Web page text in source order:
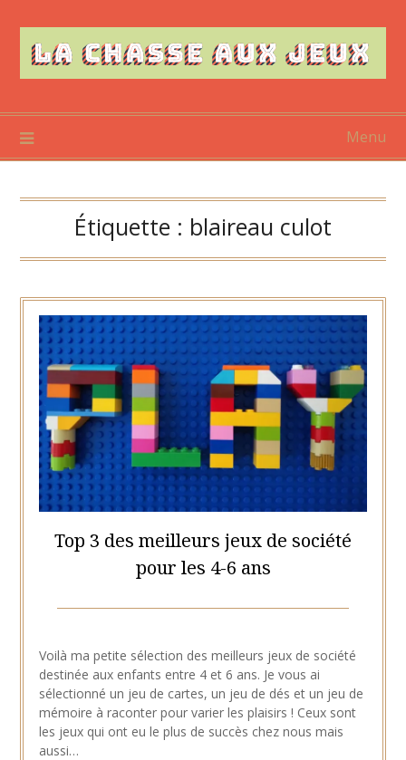
content
Menu
Étiquette : blaireau culot
Top 3 des meilleurs jeux de société
pour les 4-6 ans
11
mars
2021
Voilà ma petite sélection des meilleurs jeux de société
destinée aux enfants entre 4 et 6 ans. Je vous ai
sélectionné un jeu de cartes, un jeu de dés et un jeu de
mémoire à raconter pour varier les plaisirs ! Ceux sont
les jeux qui ont eu le plus de succès chez nous mais
aussi…